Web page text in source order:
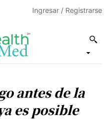
Ingresar / Registrarse
antes de la
es posible